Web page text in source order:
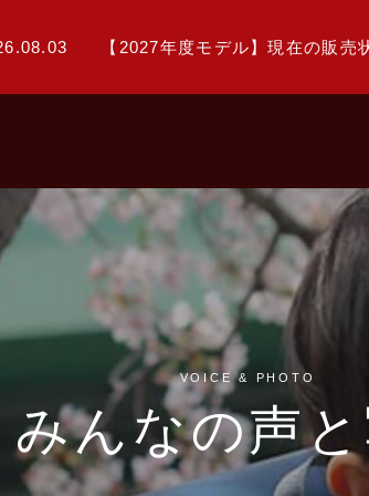
【2027年度モデル】現在の販売
VOICE & PHOTO
みんなの声